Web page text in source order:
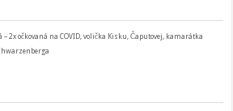
– 2x očkovaná na COVID, volička Kisku, Čaputovej, kamarátka